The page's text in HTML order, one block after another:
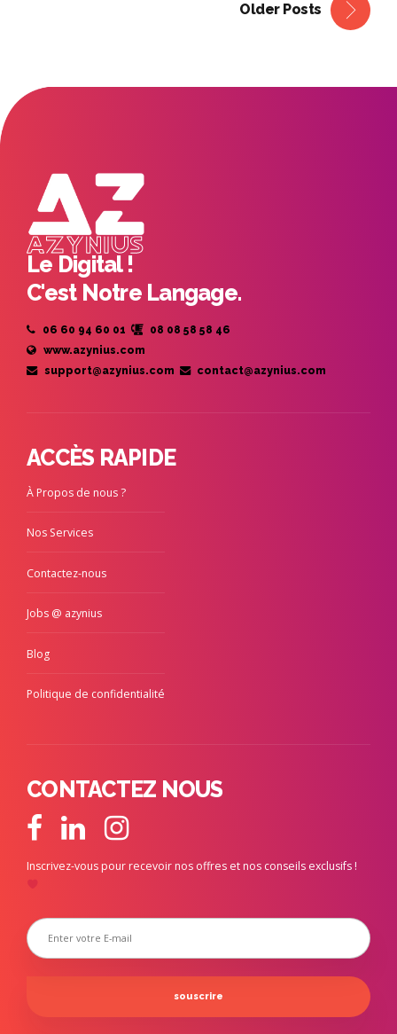
Older Posts
Le Digital !
C'est Notre Langage.
06 60 94 60 01
08 08 58 58 46
www.azynius.com
support@azynius.com
contact@azynius.com
ACCÈS RAPIDE
À Propos de nous ?
Nos Services
Contactez-nous
Jobs @ azynius
Blog
Politique de confidentialité
CONTACTEZ NOUS
Inscrivez-vous pour recevoir nos offres et nos conseils exclusifs !